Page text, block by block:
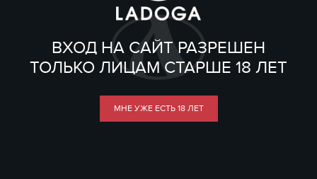
ВХОД НА САЙТ РАЗРЕШЕН
ТОЛЬКО ЛИЦАМ СТАРШЕ 18 ЛЕТ
МНЕ УЖЕ ЕСТЬ 18 ЛЕТ